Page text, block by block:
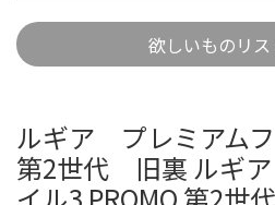
欲しいものリ
ルギア プレミアムフ
第2世代 旧裏 ルギア